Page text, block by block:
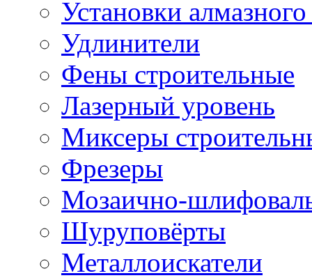
Установки
Удлинители
Фены строительные
Лазерный уровень
Миксеры
Фрезеры
Мозаично-
Шуруповёрты
Металлоискатели